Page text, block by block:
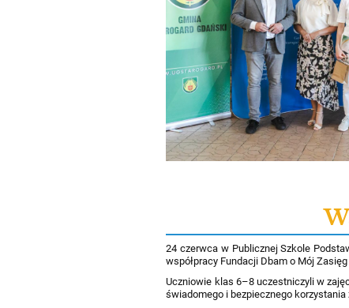
24 czerwca w Publicznej Szkole
współpracy Fundacji Dbam o Mój
Uczniowie klas 6–8 uczestniczyli w
świadomego i bezpiecznego